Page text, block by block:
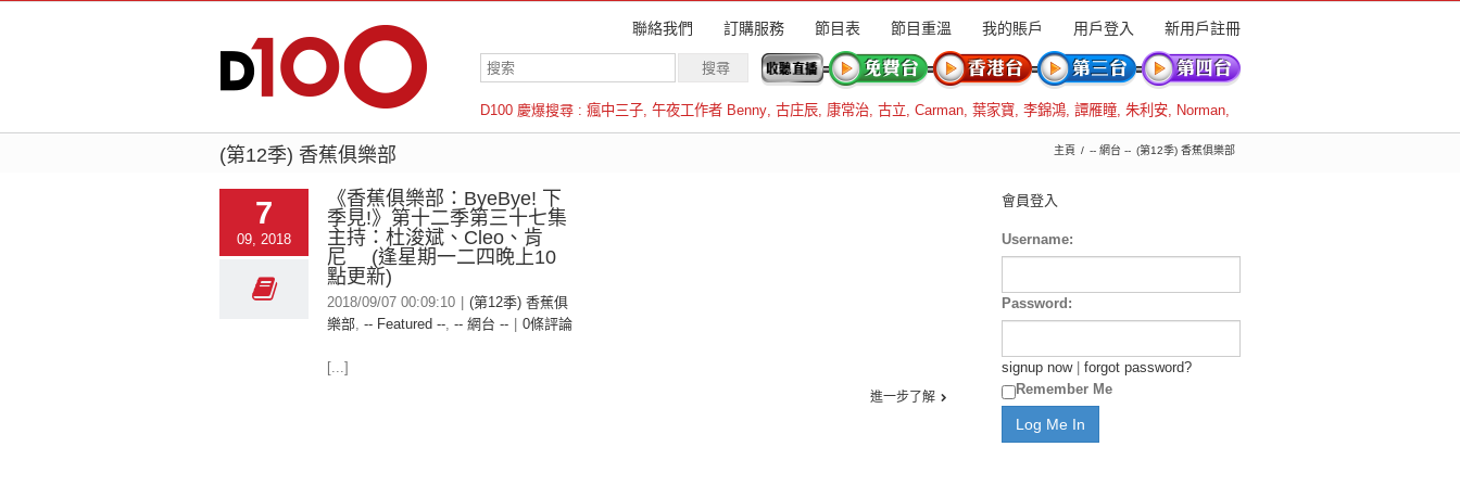
聯絡我們 訂購服務 節目表 節目重溫 我的賬戶 用戶登入 新用戶註冊
D100 慶爆搜尋 : 瘋中三子, 午夜工作者 Benny, 古庄辰, 康常治, 古立, Carman, 葉家寶, 李錦鴻, 譚雁瞳, 朱利安, Norman,
羅倫斯
(第12季) 香蕉俱樂部 主頁 -- 網台 -- (第12季) 香蕉俱樂部
7
09, 2018
《香蕉俱樂部：ByeBye! 下
季見!》第十二季第三十七集
主持：杜浚斌、Cleo、肯
尼 (逢星期一二四晚上10
點更新)
2018/09/07 00:09:10
(第12季) 香蕉俱
樂部, -- Featured --, -- 網台 -- 0條評論
[...]
進一步了解
會員登入
Username:
Password:
signup now| forgot password?
Remember Me